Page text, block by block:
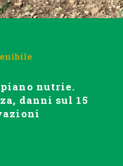
nutrie.
danni sul 15